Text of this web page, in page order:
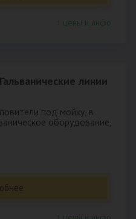
линии
под мойку, в
оборудование,